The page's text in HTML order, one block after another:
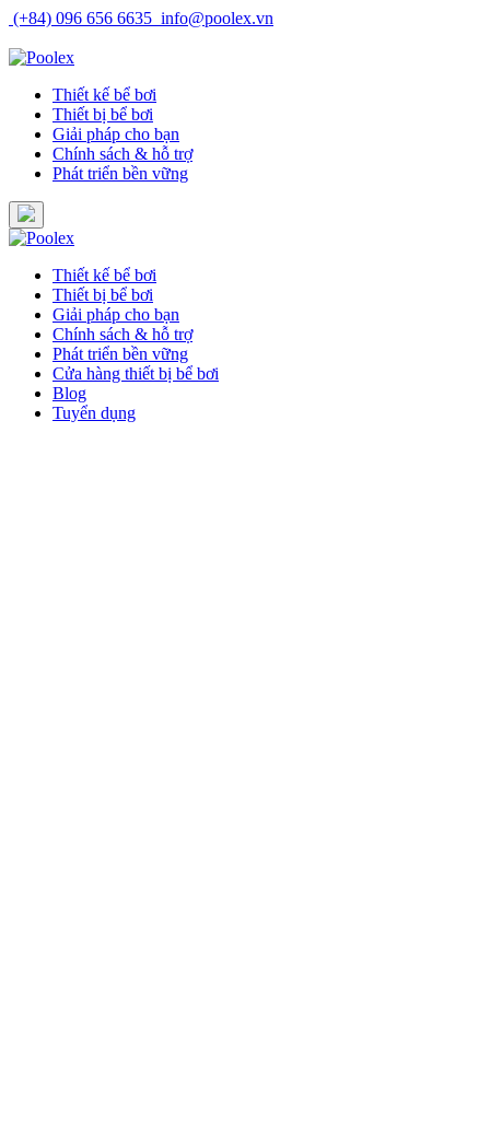
Skip
content
(+84) 096 656 6635 info@poolex.vn
Thiết kế bể bơi
Thiết bị bể bơi
Giải pháp cho bạn
Chính sách & hỗ trợ
Phát triển bền vững
Thiết kế bể bơi
Thiết bị bể bơi
Giải pháp cho bạn
Chính sách & hỗ trợ
Phát triển bền vững
Cửa hàng thiết bị bể bơi
Blog
Tuyển dụng